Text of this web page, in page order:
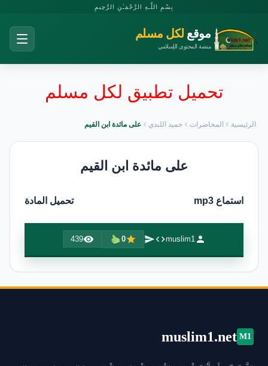
بِسْمِ اللَّـهِ الرَّحْمَـٰنِ الرَّحِيمِ
موقع لكل مسلم
منصة المحتوى الإسلامي
تحميل تطبيق لكل مسلم
الرئيسية المحاضرات حميد اللبدي على مائدة ابن القيم
على مائدة ابن القيم
استماع mp3 تحميل المادة
muslim1
0
439
M1
muslim1.net